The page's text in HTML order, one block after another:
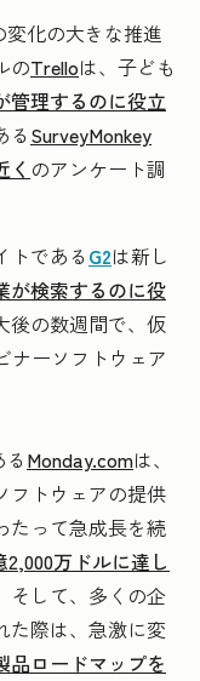
化の大きな推進
のTrelloは、子ども
管理するのに役立
るSurveyMonkey
く のアンケート調
トであるG2は新し
が検索するのに役
後の数週間で、仮
ナーソフトウェア
Monday.comは、
フトウェアの提供
たって急成長を続
万ドルに達し
そして、多くの企
た際は、急激に変
品ロードマップを